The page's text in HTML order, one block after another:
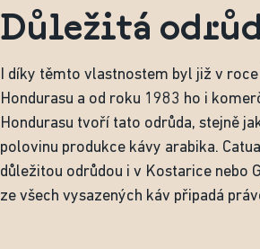
Důležitá
I díky těmto vlastnostem byl již v
Hondurasu a od roku 1983 ho i
Hondurasu tvoří tato odrůda, stejně
polovinu produkce kávy arabika.
důležitou odrůdou i v Kostarice nebo
ze všech vysazených káv připadá